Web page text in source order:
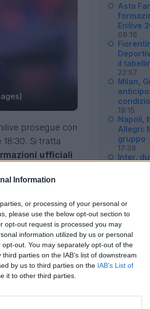
Information
or processing of your personal or
please use the below opt-out section to
opt-out request is processed you may
information utilized by us or personal
out. You may separately opt-out of the
parties on the IAB’s list of downstream
by us to third parties on the IAB’s List of
it to other third parties.
prosegue con
Si tratta
ufficiali
Asta
Enilive
09:16
il
22:57
Milan,
19:15
Napoli,
Allegri:
gruppo
17:38
Inter,
Inter,
sogno
11:33
pubalgia"
10:25
Napoli,